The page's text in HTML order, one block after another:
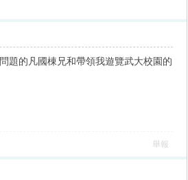
題的凡國棟兄和帶領我遊覽武大校園的
舉報